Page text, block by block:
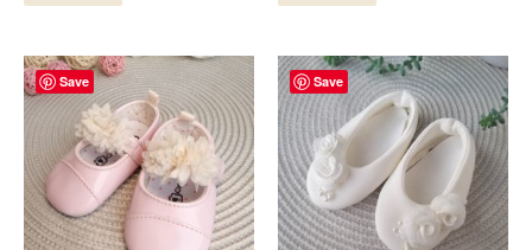
Save Save